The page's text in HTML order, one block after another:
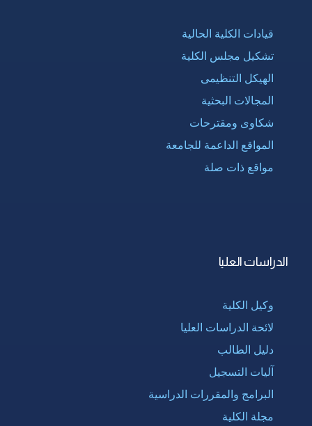
قيادات الكلية الحالية
تشكيل مجلس الكلية
الهيكل التنظيمى
المجالات البحثية
شكاوى ومقترحات
المواقع الداعمة للجامعة
مواقع ذات صلة
الدراسات العليا
وكيل الكلية
لائحة الدراسات العليا
دليل الطالب
آليات التسجيل
البرامج والمقررات الدراسية
مجلة الكلية